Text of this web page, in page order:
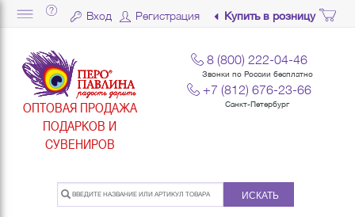
Вход Регистрация Купить в розницу
ОПТОВАЯ ПРОДАЖА
ПОДАРКОВ И
СУВЕНИРОВ
8 (800) 222-04-46
Звонки по России бесплатно
+7 (812) 676-23-66
Санкт-Петербург
ИСКАТЬ